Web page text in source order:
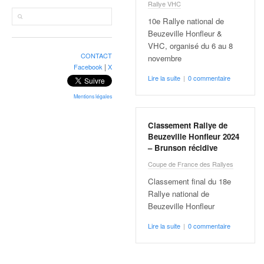
CONTACT
Facebook | X
Mentions légales
Rallye VHC
10e Rallye national de
Beuzeville Honfleur &
VHC, organisé du 6 au 8
novembre
Lire la suite | 0 commentaire
Classement Rallye de
Beuzeville Honfleur 2024
– Brunson récidive
Coupe de France des Rallyes
Classement final du 18e
Rallye national de
Beuzeville Honfleur
Lire la suite | 0 commentaire